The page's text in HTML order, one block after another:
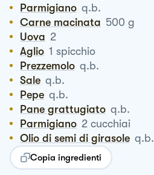
Parmigiano q.b.
Carne macinata 500 g
Uova 2
Aglio 1 spicchio
Prezzemolo q.b.
Sale q.b.
Pepe q.b.
Pane grattugiato q.b.
Parmigiano 2 cucchiai
Olio di semi di girasole q.b.
Copia ingredienti